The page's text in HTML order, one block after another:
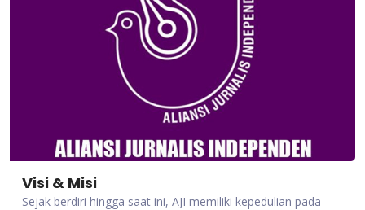
Visi & Misi
Sejak berdiri hingga saat ini, AJI memiliki kepedulian pada